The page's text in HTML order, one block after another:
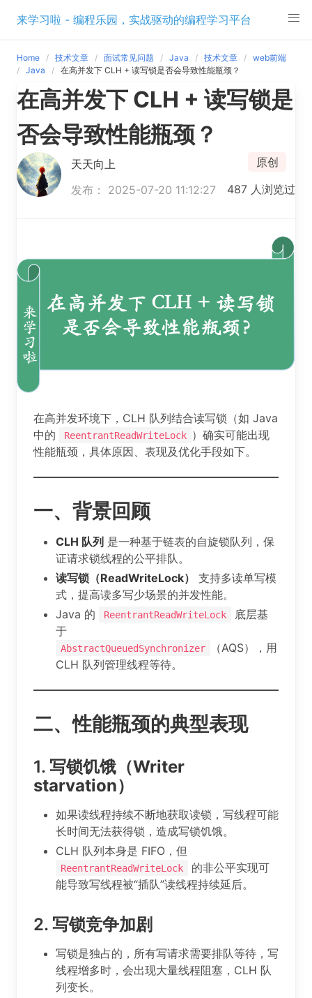
来学习啦 - 编程乐园，实战驱动的编程学习平台
Home 技术文章 面试常见问题 Java 技术文章
web前端
Java
在高并发下 CLH + 读写锁是否会导致性能瓶颈？
在高并发下 CLH + 读写锁是
否会导致性能瓶颈？
天天向上
发布： 2025-07-20 11:12:27
原创
487 人浏览过
在高并发环境下，CLH 队列结合读写锁（如 Java
中的
ReentrantReadWriteLock ）确实可能出现
性能瓶颈，具体原因、表现及优化手段如下。
一、背景回顾
CLH 队列 是一种基于链表的自旋锁队列，保
证请求锁线程的公平排队。
读写锁（ReadWriteLock）
支持多读单写模
式，提高读多写少场景的并发性能。
Java 的
ReentrantReadWriteLock
底层基
于
AbstractQueuedSynchronizer
（AQS），用
CLH 队列管理线程等待。
二、性能瓶颈的典型表现
1. 写锁饥饿（Writer
starvation）
如果读线程持续不断地获取读锁，写线程可能
长时间无法获得锁，造成写锁饥饿。
CLH 队列本身是 FIFO，但
ReentrantReadWriteLock
的非公平实现可
能导致写线程被“插队”读线程持续延后。
2. 写锁竞争加剧
写锁是独占的，所有写请求需要排队等待，写
线程增多时，会出现大量线程阻塞，CLH 队
列变长。